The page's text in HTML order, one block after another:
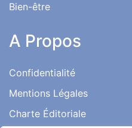
Bien-être
A Propos
Confidentialité
Mentions Légales
Charte Éditoriale